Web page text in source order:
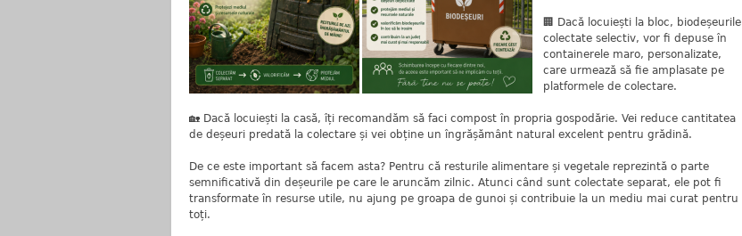
🏢 Dacă locuiești la bloc, biodeșeurile
colectate selectiv, vor fi depuse în
containerele maro, personalizate,
care urmează să fie amplasate pe
platformele de colectare.
🏡 Dacă locuiești la casă, îți recomandăm să faci compost în propria gospodărie. Vei reduce cantitatea
de deșeuri predată la colectare și vei obține un îngrășământ natural excelent pentru grădină.
De ce este important să facem asta? Pentru că resturile alimentare și vegetale reprezintă o parte
semnificativă din deșeurile pe care le aruncăm zilnic. Atunci când sunt colectate separat, ele pot fi
transformate în resurse utile, nu ajung pe groapa de gunoi și contribuie la un mediu mai curat pentru
toți.